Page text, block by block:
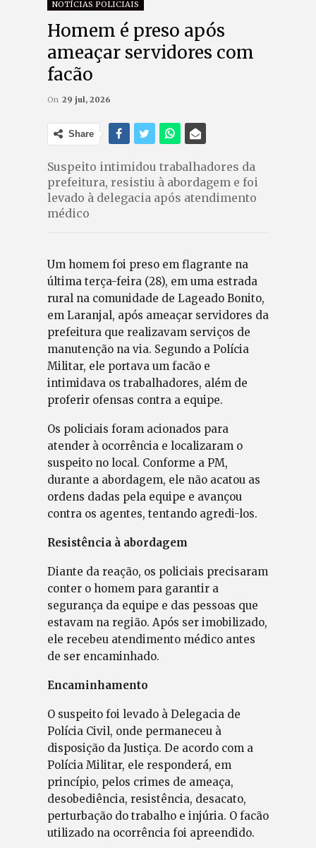
NOTÍCIAS POLICIAIS
Homem é preso após
ameaçar servidores com
facão
On 29 jul, 2026
Share
Suspeito intimidou trabalhadores da
prefeitura, resistiu à abordagem e foi
levado à delegacia após atendimento
médico
Um homem foi preso em flagrante na
última terça-feira (28), em uma estrada
rural na comunidade de Lageado Bonito,
em Laranjal, após ameaçar servidores da
prefeitura que realizavam serviços de
manutenção na via. Segundo a Polícia
Militar, ele portava um facão e
intimidava os trabalhadores, além de
proferir ofensas contra a equipe.
Os policiais foram acionados para
atender à ocorrência e localizaram o
suspeito no local. Conforme a PM,
durante a abordagem, ele não acatou as
ordens dadas pela equipe e avançou
contra os agentes, tentando agredi-los.
Resistência à abordagem
Diante da reação, os policiais precisaram
conter o homem para garantir a
segurança da equipe e das pessoas que
estavam na região. Após ser imobilizado,
ele recebeu atendimento médico antes
de ser encaminhado.
Encaminhamento
O suspeito foi levado à Delegacia de
Polícia Civil, onde permaneceu à
disposição da Justiça. De acordo com a
Polícia Militar, ele responderá, em
princípio, pelos crimes de ameaça,
desobediência, resistência, desacato,
perturbação do trabalho e injúria. O facão
utilizado na ocorrência foi apreendido.